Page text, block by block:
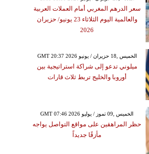
سعر الدرهم المغربي أمام العملات العربية
والعالمية اليوم الثلاثاء 23 يونيو/ حزيران
2026
GMT 20:37 2026 الخميس ,18 حزيران / يونيو
ميلوني تدعو إلى شراكة استراتيجية بين
أوروبا والخليج تربط ثلاث قارات
GMT 07:46 2026 الخميس ,09 تموز / يوليو
حظر المراهقين على مواقع التواصل يواجه
مأزقًا جديداً